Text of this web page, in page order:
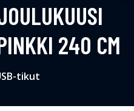
240 CM
tikut